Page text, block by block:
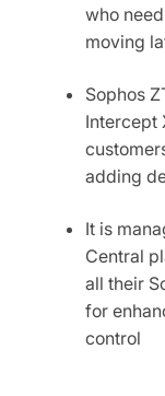
who
moving
Sophos
Intercept
adding
It is
Central
all their
for
control